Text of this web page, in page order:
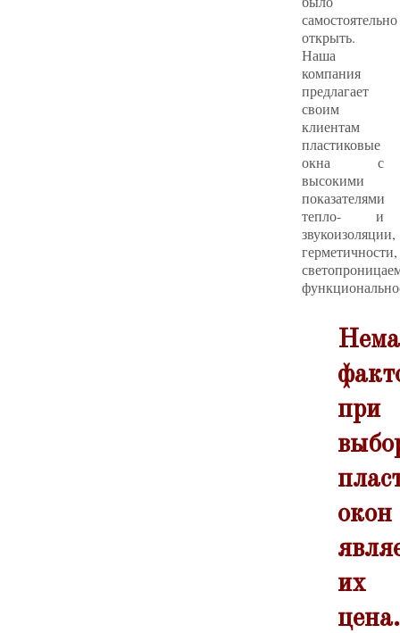
самостоятельно
открыть.
Наша
компания
предлагает
своим
клиентам
пластиковые
окна с
высокими
показателями
тепло- и
звукоизоляции,
герметичности,
при
окон
их
цена.